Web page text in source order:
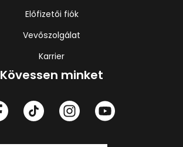
Előfizetői fiók
Vevőszolgálat
Karrier
Kövessen minket